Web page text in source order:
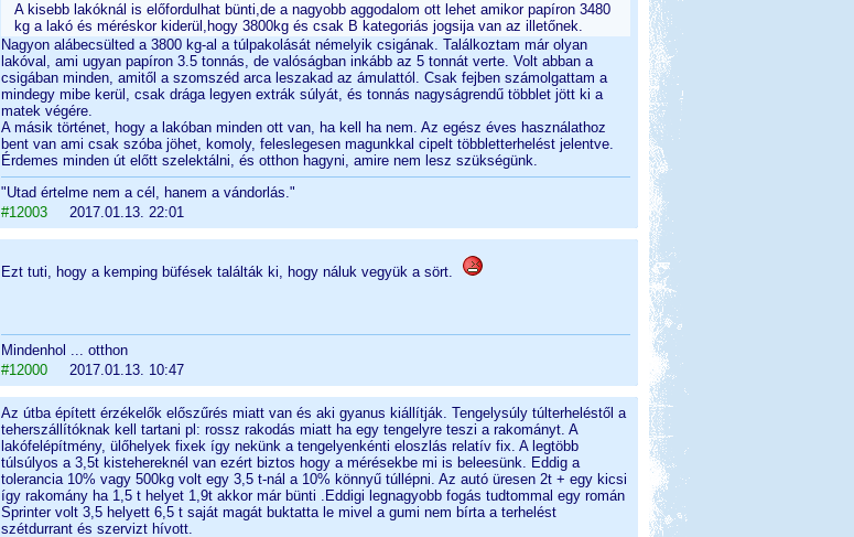
A kisebb lakóknál is előfordulhat bünti,de a nagyobb aggodalom ott lehet amikor papíron 3480
kg a lakó és méréskor kiderül,hogy 3800kg és csak B kategoriás jogsija van az illetőnek.
Nagyon alábecsülted a 3800 kg-al a túlpakolását némelyik csigának. Találkoztam már olyan
lakóval, ami ugyan papíron 3.5 tonnás, de valóságban inkább az 5 tonnát verte. Volt abban a
csigában minden, amitől a szomszéd arca leszakad az ámulattól. Csak fejben számolgattam a
mindegy mibe kerül, csak drága legyen extrák súlyát, és tonnás nagyságrendű többlet jött ki a
matek végére.
A másik történet, hogy a lakóban minden ott van, ha kell ha nem. Az egész éves használathoz
bent van ami csak szóba jöhet, komoly, feleslegesen magunkkal cipelt többletterhelést jelentve.
Érdemes minden út előtt szelektálni, és otthon hagyni, amire nem lesz szükségünk.
"Utad értelme nem a cél, hanem a vándorlás."
#120032017.01.13. 22:01
Ezt tuti, hogy a kemping büfések találták ki, hogy náluk vegyük a sört.
Mindenhol ... otthon
#120002017.01.13. 10:47
Az útba épített érzékelők előszűrés miatt van és aki gyanus kiállítják. Tengelysúly túlterheléstől a
teherszállítóknak kell tartani pl: rossz rakodás miatt ha egy tengelyre teszi a rakományt. A
lakófelépítmény, ülőhelyek fixek így nekünk a tengelyenkénti eloszlás relatív fix. A legtöbb
túlsúlyos a 3,5t kistehereknél van ezért biztos hogy a mérésekbe mi is beleesünk. Eddig a
tolerancia 10% vagy 500kg volt egy 3,5 t-nál a 10% könnyű túllépni. Az autó üresen 2t + egy kicsi
így rakomány ha 1,5 t helyet 1,9t akkor már bünti .Eddigi legnagyobb fogás tudtommal egy román
Sprinter volt 3,5 helyett 6,5 t saját magát buktatta le mivel a gumi nem bírta a terhelést
szétdurrant és szervizt hívott.